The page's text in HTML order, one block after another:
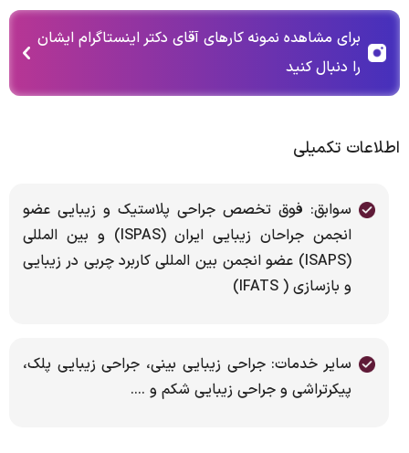
برای مشاهده نمونه کارهای آقای دکتر اینستاگرام ایشان
را دنبال کنید
اطلاعات تکمیلی
سوابق: فوق تخصص جراحی پلاستیک و زیبایی عضو
انجمن جراحان زیبایی ایران (ISPAS) و بین المللی
(ISAPS) عضو انجمن بین المللی کاربرد چربی در زیبایی
و بازسازی ( IFATS)
سایر خدمات: جراحی زیبایی بینی، جراحی زیبایی پلک،
پیکرتراشی و جراحی زیبایی شکم و ….